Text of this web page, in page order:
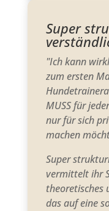
Super
"Ich kann
zum ersten
MUSS für
nur für sich
machen
Super
vermittelt ihr
theoretisches
das auf eine